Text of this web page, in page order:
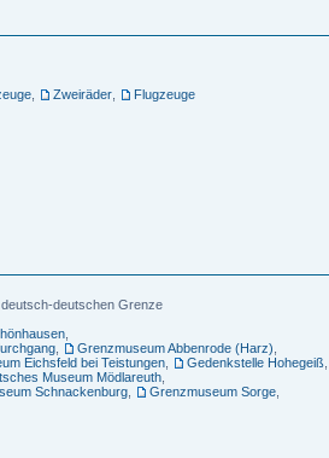
Zweiräder Flugzeuge
deutschen Grenze
Grenzmuseum Abbenrode (Harz)
Eichsfeld bei Teistungen Gedenkstelle Hohegeiß
Museum Mödlareuth
Schnackenburg Grenzmuseum Sorge